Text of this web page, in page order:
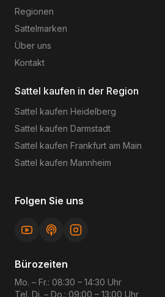
Regionen
Sattelmarken
Über uns
Kontakt
Sattel kaufen in der Region
Sattel kaufen Heidelberg
Sattel kaufen Darmstadt
Sattel kaufen Frankfurt am Main
Sattel kaufen Mannheim
Folgen Sie uns
Bürozeiten
Mo. – Fr.: 08:30 – 14:30 Uhr
Tel. Di. – Do.: 09:00 – 13:00 Uhr